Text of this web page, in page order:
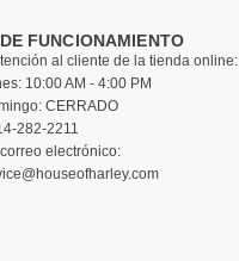
FUNCIONAMIENTO
al cliente de la tienda online:
10:00 AM - 4:00 PM
CERRADO
282-2211
electrónico: